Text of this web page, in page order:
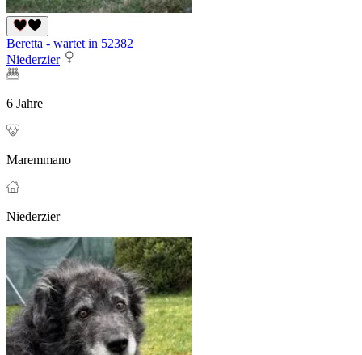
Beretta - wartet in 52382
Niederzier
6 Jahre
Maremmano
Niederzier